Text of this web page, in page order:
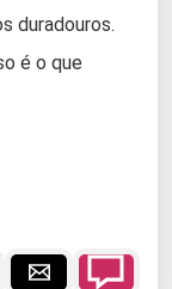
duradouros.
é o que